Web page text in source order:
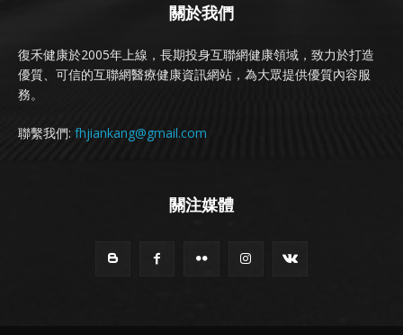
關於我們
復禾健康於2005年上線，長期投身互聯網健康領域，致力於打造
優質、可信的互聯網醫療健康資訊網站，為大眾提供優質內容服
務。
聯繫我們: fhjiankang@gmail.com
關注媒體